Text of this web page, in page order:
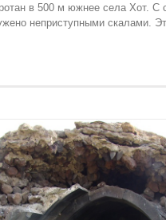
в 500 м южнее села Хот. С
неприступными скалами.